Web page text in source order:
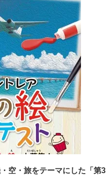
空・旅をテーマにした「第3